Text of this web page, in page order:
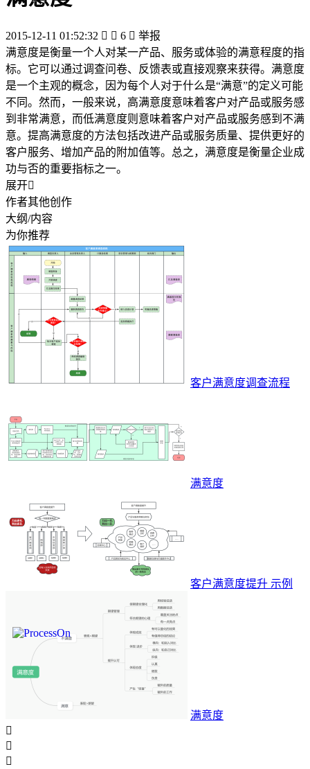
2015-12-11 01:52:32   6  举报
满意度是衡量一个人对某一产品、服务或体验的满意程度的指
标。它可以通过调查问卷、反馈表或直接观察来获得。满意度
是一个主观的概念，因为每个人对于什么是“满意”的定义可能
不同。然而，一般来说，高满意度意味着客户对产品或服务感
到非常满意，而低满意度则意味着客户对产品或服务感到不满
意。提高满意度的方法包括改进产品或服务质量、提供更好的
客户服务、增加产品的附加值等。总之，满意度是衡量企业成
功与否的重要指标之一。
展开
作者其他创作
大纲/内容
为你推荐
客户满意度调查流程
满意度
客户满意度提升 示例
满意度


